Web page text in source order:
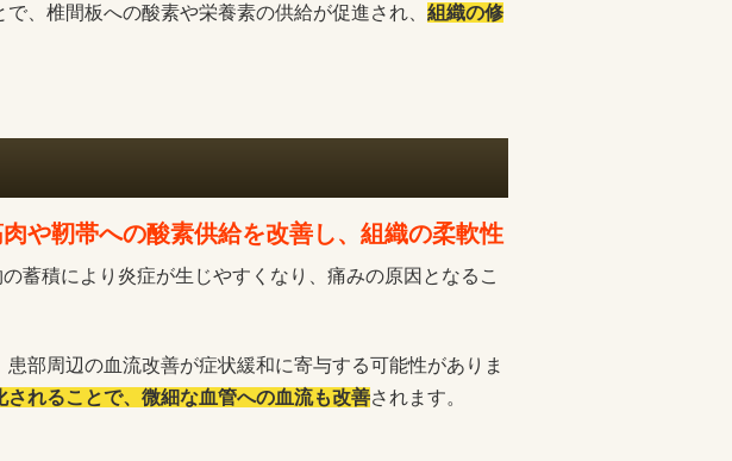
、椎間板への酸素や栄養素の供給が促進され、 組織の修
や靭帯への酸素供給を改善し、組織の柔軟性
蓄積により炎症が生じやすくなり、痛みの原因となるこ
部周辺の血流改善が症状緩和に寄与する可能性がありま
されることで、微細な血管への血流も改善されます。